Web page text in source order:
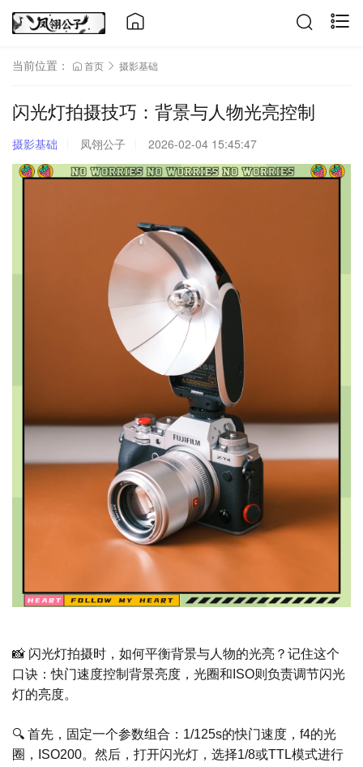
当前位置： 首页 摄影基础
闪光灯拍摄技巧：背景与人物光亮控制
摄影基础 凤翎公子 2026-02-04 15:45:47
📸 闪光灯拍摄时，如何平衡背景与人物的光亮？记住这个
口诀：快门速度控制背景亮度，光圈和ISO则负责调节闪光
灯的亮度。
🔍 首先，固定一个参数组合：1/125s的快门速度，f4的光
圈，ISO200。然后，打开闪光灯，选择1/8或TTL模式进行